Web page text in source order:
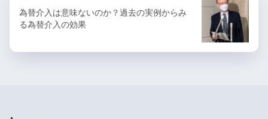
為替介入は意味ないのか？過去の実例からみ
る為替介入の効果